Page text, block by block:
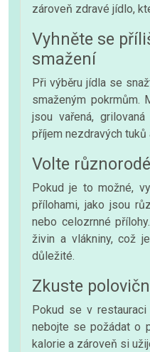
zároveň zdravé jídlo,
Vyhněte se
smažení
Při výběru jídla se
smaženým pokrmům.
jsou vařená,
příjem nezdravých tuků
Volte
Pokud je to možné,
přílohami, jako jsou
nebo celozrnné
živin a vlákniny, což
důležité.
Zkuste
Pokud se v
nebojte se požádat o
kalorie a zároveň si